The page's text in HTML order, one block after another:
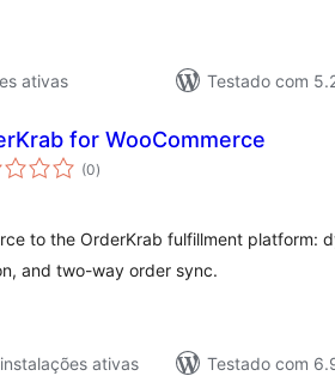
ativas
Testado com
for WooCommerce
(0total
de
)
to the OrderKrab fulfillment platform:
and two-way order sync.
ativas
Testado com